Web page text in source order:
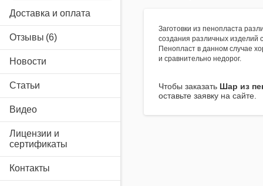
Airsystem
Доставка и оплата
Отзывы
Новости
Статьи
Видео
Лицензии и
сертификаты
Контакты
Заготовки из пенопласта
создания различных изделий
Пенопласт в данном случае
и сравнительно недорог.
Чтобы заказать Шар из
оставьте заявку на сайте.